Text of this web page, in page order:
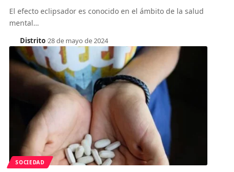
El efecto eclipsador es conocido en el ámbito de la salud
mental…
Distrito 28 de mayo de 2024
SOCIEDAD